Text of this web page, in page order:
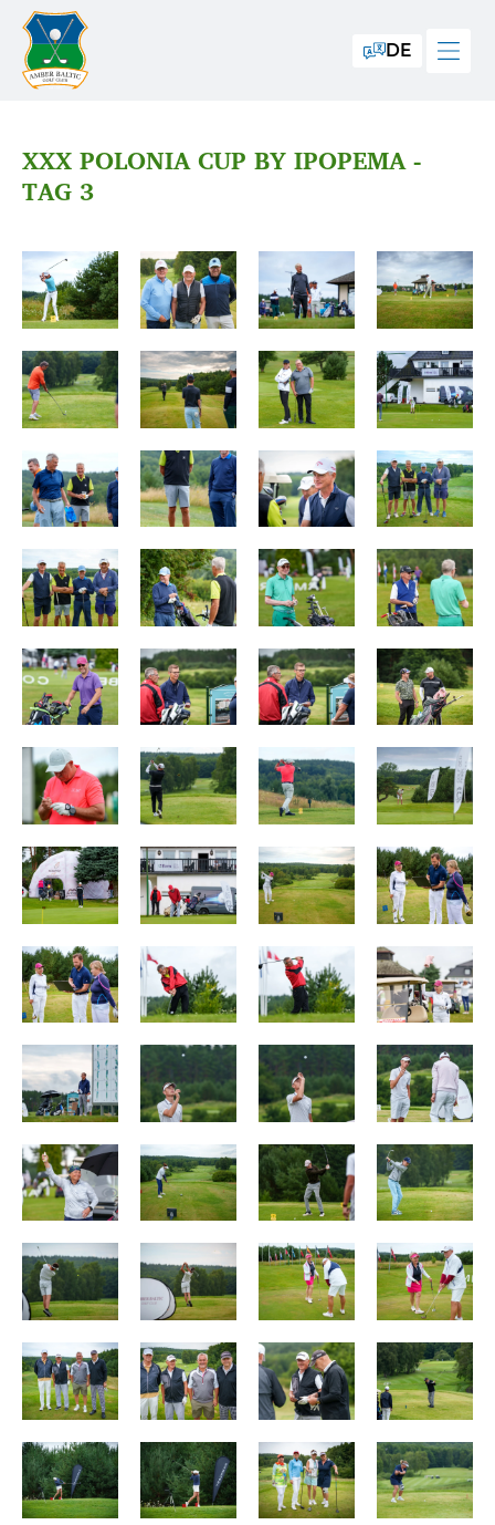
DE
XXX POLONIA CUP BY IPOPEMA -
TAG 3